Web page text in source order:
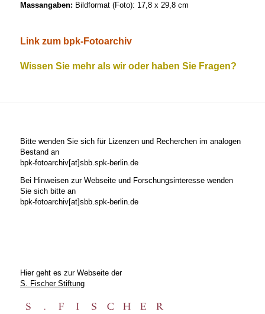
Massangaben: Bildformat (Foto): 17,8 x 29,8 cm
Link zum bpk-Fotoarchiv
Wissen Sie mehr als wir oder haben Sie Fragen?
Bitte wenden Sie sich für Lizenzen und Recherchen im analogen
Bestand an
bpk-fotoarchiv[at]sbb.spk-berlin.de
Bei Hinweisen zur Webseite und Forschungsinteresse wenden
Sie sich bitte an
bpk-fotoarchiv[at]sbb.spk-berlin.de
Hier geht es zur Webseite der
S. Fischer Stiftung